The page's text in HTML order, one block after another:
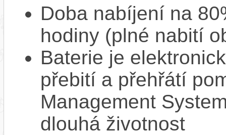
Doba nabíjení na
hodiny (plné nabití
Baterie je
přebití a přehřátí
Management
dlouhá životnost